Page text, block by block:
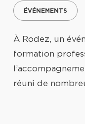
ÉVÉNEMENTS
À Rodez, un
formation
réuni de